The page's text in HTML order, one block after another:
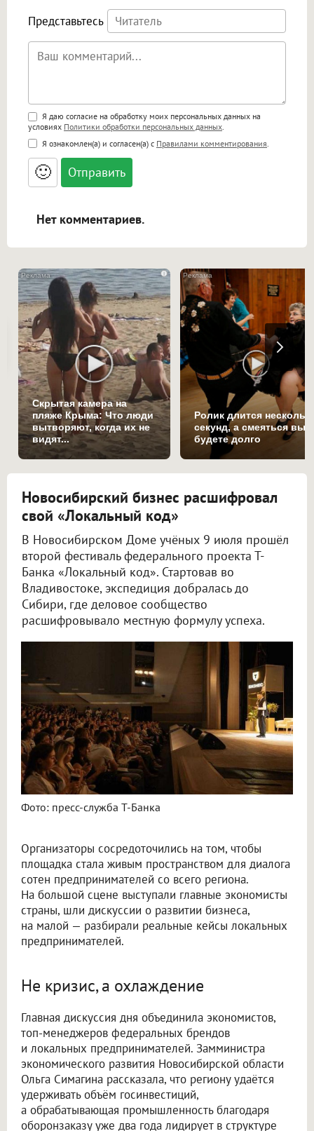
Представьтесь
Поддержка HTML
<b>, <strong>, <u>, <i>, <em>, <s>, <big>,
<small>, <sup>, <sub>, <pre>, <ul>, <ol>, <li>,
<blockquote>, <code> экранирует HTML,
адреса URL автоматически становятся
ссылками, и [img]адрес[/img] будет
Я даю согласие на обработку моих персональных данных на
условиях Политики обработки персональных данных
Я ознакомлен(а) и согласен(а) с Правилами комментирования
🙂
Нет комментариев.
i
Скрытая камера на
пляже Крыма: Что люди
вытворяют, когда их не
видят...
Ролик длится
секунд, а смеяться вы
будете долго
Новосибирский бизнес расшифровал
свой «Локальный код»
В Новосибирском Доме учёных 9 июля прошёл
второй фестиваль федерального проекта Т-
Банка «Локальный код». Стартовав во
Владивостоке, экспедиция добралась до
Сибири, где деловое сообщество
расшифровывало местную формулу успеха.
Фото: пресс-служба Т-Банка
Организаторы сосредоточились на том, чтобы
площадка стала живым пространством для диалога
сотен предпринимателей со всего региона.
На большой сцене выступали главные экономисты
страны, шли дискуссии о развитии бизнеса,
на малой — разбирали реальные кейсы локальных
предпринимателей.
Не кризис, а охлаждение
Главная дискуссия дня объединила экономистов,
топ-менеджеров федеральных брендов
и локальных предпринимателей. Замминистра
экономического развития Новосибирской области
Ольга Симагина рассказала, что региону удаётся
удерживать объём госинвестиций,
а обрабатывающая промышленность благодаря
оборонзаказу уже два года лидирует в структуре